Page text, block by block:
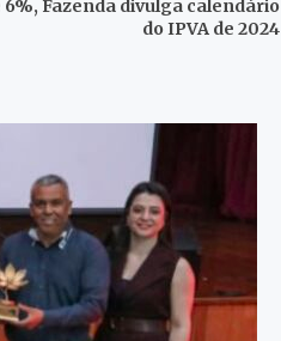
Fazenda divulga calendário
do IPVA de 2024